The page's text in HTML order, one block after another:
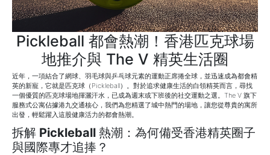
Pickleball 都會熱潮！香港匹克球場
地推介與 The V 精英生活圈
近年，一項結合了網球、羽毛球與乒乓球元素的運動正席捲全球，並迅速成為都會精
英的新寵，它就是匹克球（Pickleball）。對於追求健康生活的白領精英而言，尋找
一個優質的匹克球場地揮灑汗水，已成為週末或下班後的社交運動之選。The V 旗下
服務式公寓佔據港九交通核心，我們為您精選了城中熱門的場地，讓您從尊貴的寓所
出發，輕鬆躍入這股健康活力的都會熱潮。
拆解 Pickleball 熱潮：為何備受香港精英圈子
與國際專才追捧？